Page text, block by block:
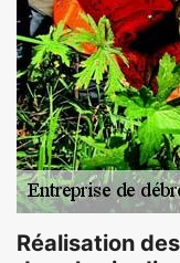
Réalisation